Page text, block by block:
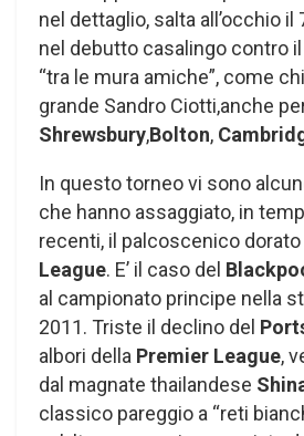
nel dettaglio, salta all’occhio il
nel debutto casalingo contro
“tra le mura amiche”, come
grande Sandro Ciotti,anche
Shrewsbury,Bolton,
In questo torneo vi sono
che hanno assaggiato, in
recenti, il palcoscenico dorato
League. E’ il caso del
al campionato principe nella
2011. Triste il declino del
albori della Premier League,
dal magnate thailandese
classico pareggio a “reti